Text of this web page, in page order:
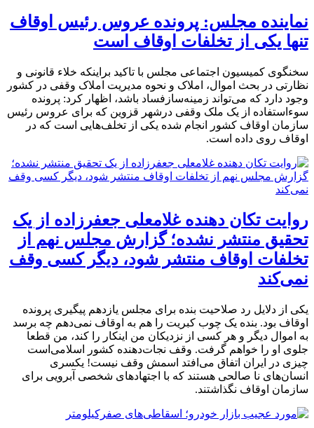
نماینده مجلس: پرونده عروس رئیس اوقاف
تنها یکی از تخلفات اوقاف است
سخنگوی کمیسیون اجتماعی مجلس با تاکید براینکه خلاء قانونی و
نظارتی در بحث اموال، املاک و نحوه مدیریت املاک وقفی در کشور
وجود دارد که می‌تواند زمینه‌سازفساد باشد، اظهار کرد: پرونده
سوءاستفاده از یک ملک وقفی درشهر قزوین که برای عروس رئیس
سازمان اوقاف کشور انجام شده یکی از تخلف‌هایی است که در
اوقاف روی داده است.
روایت تکان دهنده غلامعلی جعفرزاده از یک
تحقیق منتشر نشده؛ گزارش مجلس نهم از
تخلفات اوقاف منتشر شود، دیگر کسی وقف
نمی‌کند
یکی از دلایل رد صلاحیت بنده برای مجلس یازدهم پیگیری پرونده
اوقاف بود. بنده یک چوب کبریت را هم به اوقاف نمی‌دهم چه برسد
به اموال دیگر و هر کسی از نزدیکان من اینکار را کند، من قطعا
جلوی او را خواهم گرفت. وقف نجات‌دهنده کشور اسلامی‌است
چیزی در ایران اتفاق می‌افتد اسمش وقف نیست! یکسری
انسان‌های نا صالحی هستند که با اجتهادهای شخصی آبرویی برای
سازمان اوقاف نگذاشتند.